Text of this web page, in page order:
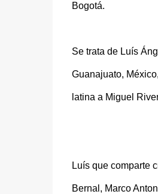
Bogotá.
Se trata de Luís
Guanajuato,
latina a Miguel
Luís que comparte
Bernal, Marco